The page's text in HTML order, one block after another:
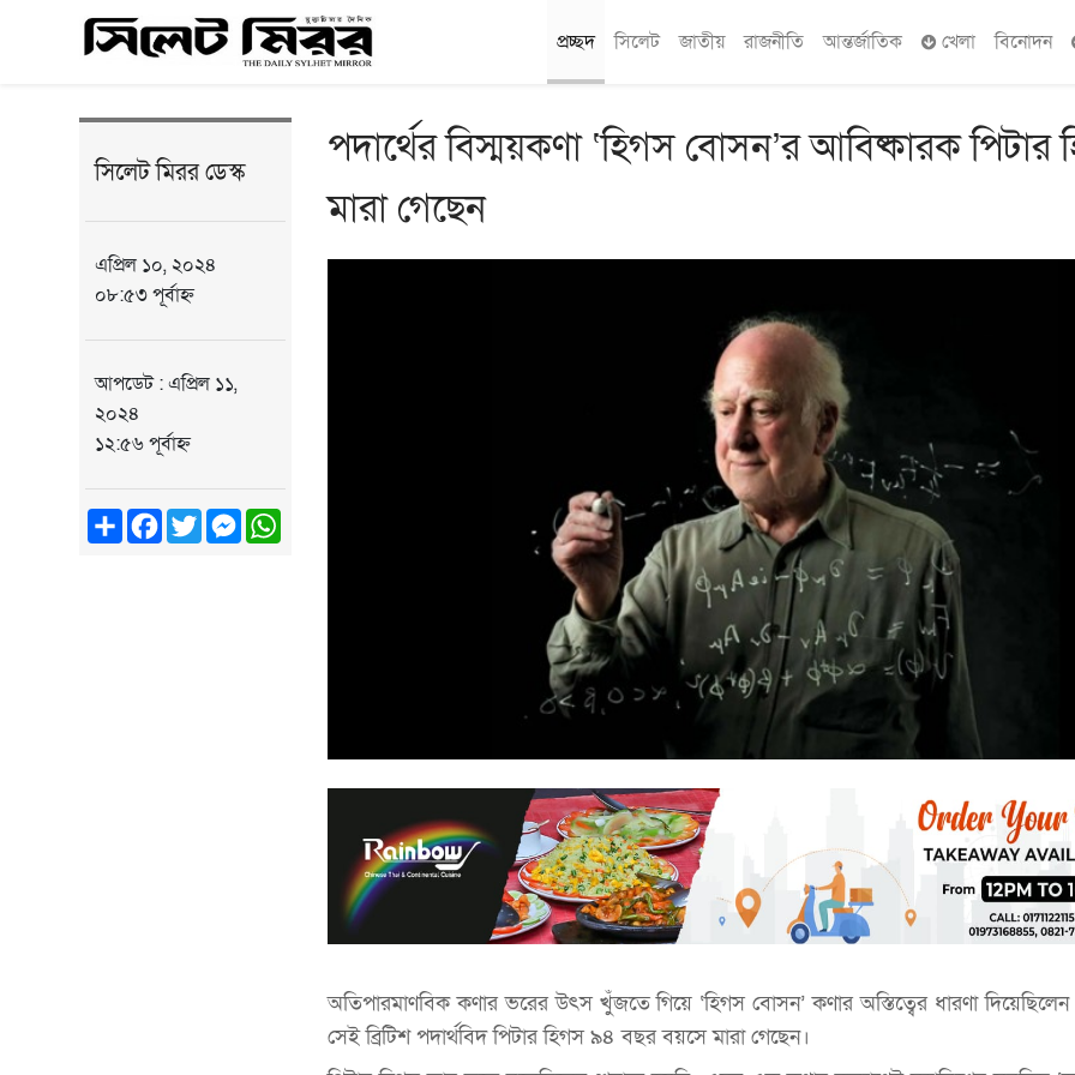
প্রচ্ছদ সিলেট জাতীয় রাজনীতি আন্তর্জাতিক খেলা বিনোদন
সিলেট মিরর ডেস্ক
এপ্রিল ১০, ২০২৪
০৮:৫৩ পূর্বাহ্ন
আপডেট : এপ্রিল ১১,
২০২৪
১২:৫৬ পূর্বাহ্ন
ShareFacebook
TwitterMessenger
পদার্থের বিস্ময়কণা ‘হিগস বোসন’র আবিষ্কারক পিটার
মারা গেছেন
অতিপারমাণবিক কণার ভরের উৎস খুঁজতে গিয়ে ‘হিগস বোসন’ কণার অস্তিত্বের ধারণা দিয়েছিলেন
সেই ব্রিটিশ পদার্থবিদ পিটার হিগস ৯৪ বছর বয়সে মারা গেছেন।